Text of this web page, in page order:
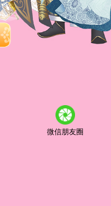
微信朋友圈